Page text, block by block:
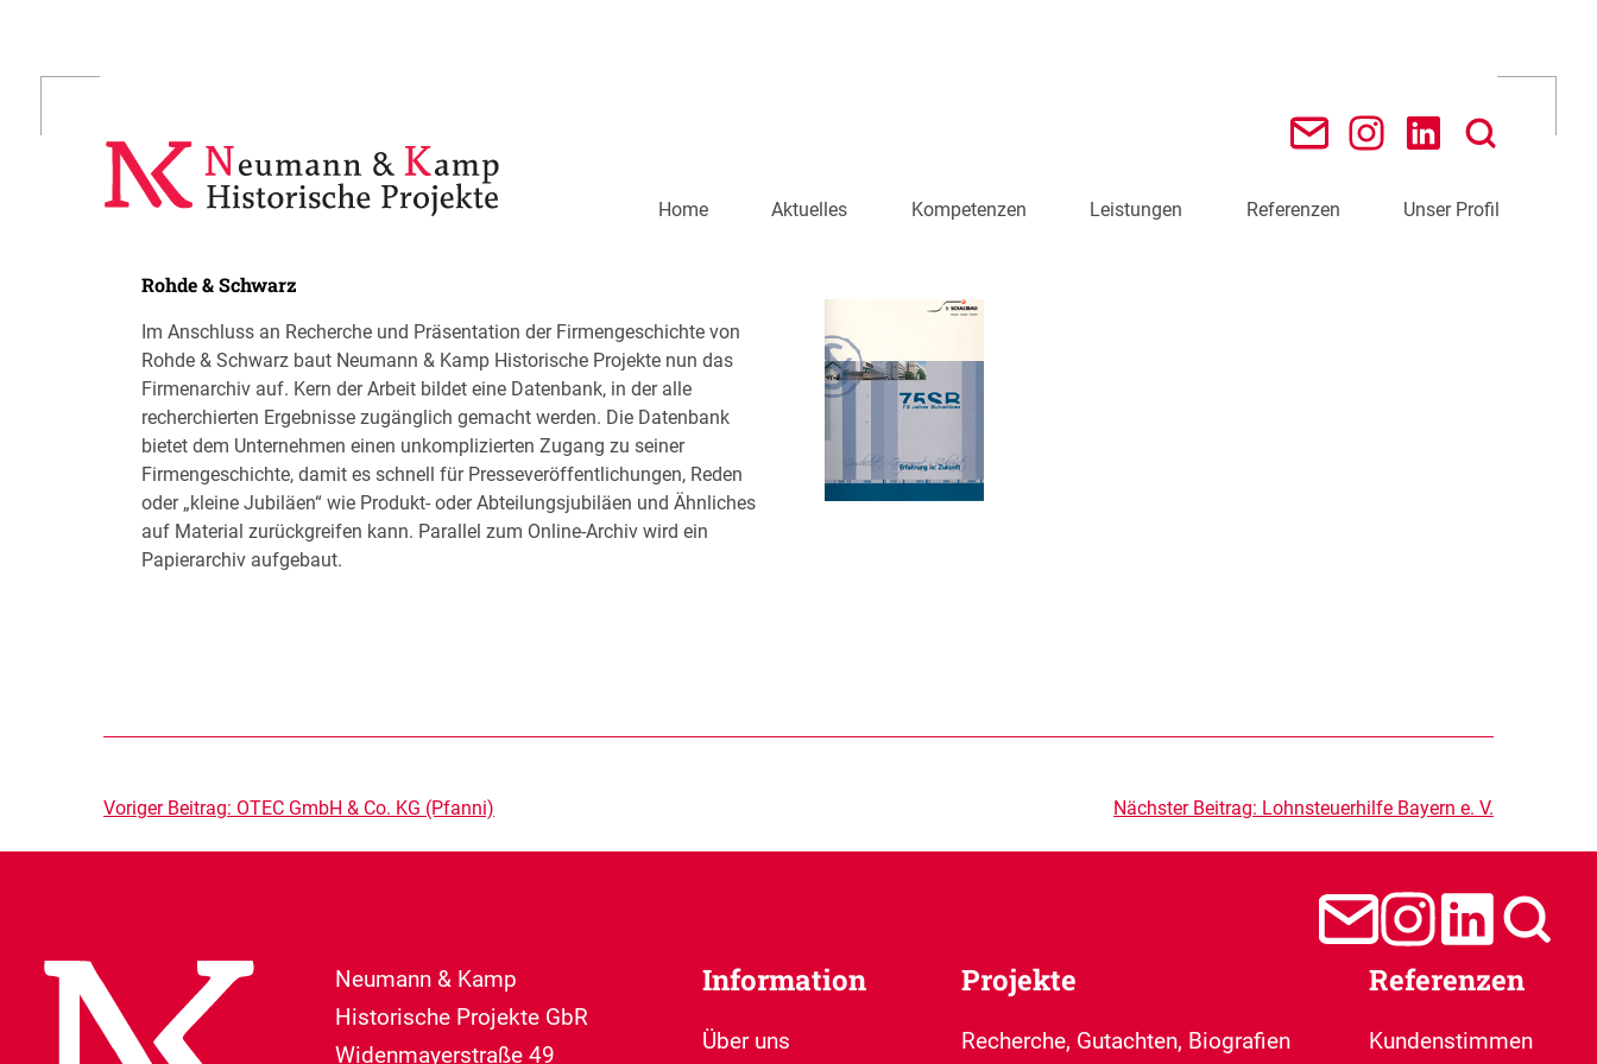
Home Aktuelles Kompetenzen Leistungen Referenzen Unser Profil
Rohde & Schwarz
Im Anschluss an Recherche und Präsentation der Firmengeschichte von
Rohde & Schwarz baut Neumann & Kamp Historische Projekte nun das
Firmenarchiv auf. Kern der Arbeit bildet eine Datenbank, in der alle
recherchierten Ergebnisse zugänglich gemacht werden. Die Datenbank
bietet dem Unternehmen einen unkomplizierten Zugang zu seiner
Firmengeschichte, damit es schnell für Presseveröffentlichungen, Reden
oder „kleine Jubiläen“ wie Produkt- oder Abteilungsjubiläen und Ähnliches
auf Material zurückgreifen kann. Parallel zum Online-Archiv wird ein
Papierarchiv aufgebaut.
Beitragsnavigation
Voriger Beitrag: OTEC GmbH & Co. KG (Pfanni) Nächster Beitrag: Lohnsteuerhilfe Bayern e. V.
Neumann & Kamp
Historische Projekte GbR
Widenmayerstraße 49
Information
Über uns
Projekte
Recherche, Gutachten, Biografien
Referenzen
Kundenstimmen